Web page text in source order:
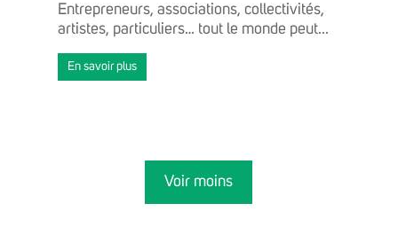
Entrepreneurs, associations, collectivités,
artistes, particuliers… tout le monde peut...
En savoir plus
Voir moins